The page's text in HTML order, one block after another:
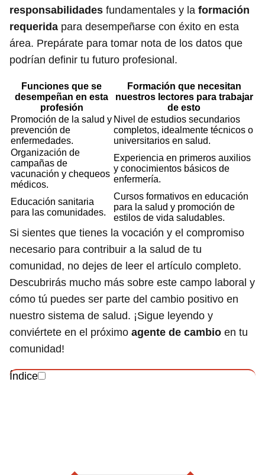
responsabilidades fundamentales y la formación
requerida para desempeñarse con éxito en esta
área. Prepárate para tomar nota de los datos que
podrían definir tu futuro profesional.
Funciones que se
desempeñan en esta
profesión
Formación que necesitan
nuestros lectores para trabajar
de esto
Promoción de la salud y
prevención de
enfermedades.
Nivel de estudios secundarios
completos, idealmente técnicos o
universitarios en salud.
Organización de
campañas de
vacunación y chequeos
médicos.
Experiencia en primeros auxilios
y conocimientos básicos de
enfermería.
Educación sanitaria
para las comunidades.
Cursos formativos en educación
para la salud y promoción de
estilos de vida saludables.
Si sientes que tienes la vocación y el compromiso
necesario para contribuir a la salud de tu
comunidad, no dejes de leer el artículo completo.
Descubrirás mucho más sobre este campo laboral y
cómo tú puedes ser parte del cambio positivo en
nuestro sistema de salud. ¡Sigue leyendo y
conviértete en el próximo agente de cambio en tu
comunidad!
Índice